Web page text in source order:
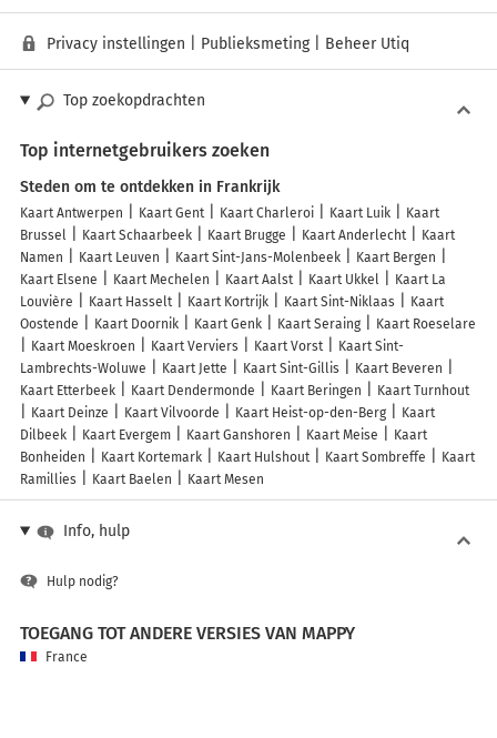
Privacy instellingen Publieksmeting| Beheer Utiq
Top zoekopdrachten
Top internetgebruikers zoeken
Steden om te ontdekken in Frankrijk
Kaart Antwerpen Kaart Gent Kaart Charleroi Kaart Luik
Kaart
Brussel
Kaart Schaarbeek Kaart Brugge Kaart Anderlecht
Kaart
Namen
Kaart Leuven Kaart Sint-Jans-Molenbeek
Kaart Bergen
Kaart Elsene
Kaart Mechelen Kaart Aalst Kaart Ukkel
Kaart La
Louvière
Kaart Hasselt Kaart Kortrijk Kaart Sint-Niklaas
Kaart
Oostende
Kaart Doornik Kaart Genk Kaart Seraing
Kaart Roeselare
Kaart Moeskroen
Kaart Verviers Kaart Vorst
Kaart Sint-
Lambrechts-Woluwe
Kaart Jette Kaart Sint-Gillis
Kaart Beveren
Kaart Etterbeek
Kaart Dendermonde Kaart Beringen
Kaart Turnhout
Kaart Deinze
Kaart Vilvoorde Kaart Heist-op-den-Berg
Kaart
Dilbeek
Kaart Evergem Kaart Ganshoren Kaart Meise
Kaart
Bonheiden
Kaart Kortemark Kaart Hulshout Kaart Sombreffe
Kaart
Ramillies
Kaart Baelen Kaart Mesen
Info, hulp
Hulp nodig?
TOEGANG TOT ANDERE VERSIES VAN MAPPY
France